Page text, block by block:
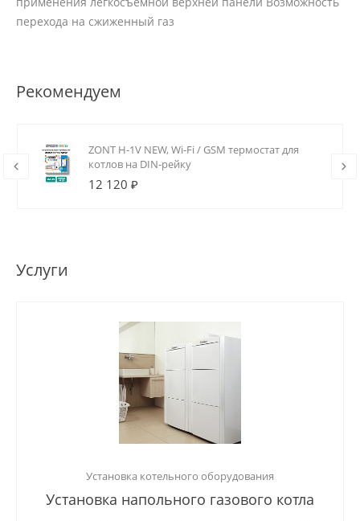
перехода на сжиженный газ
Рекомендуем
ZONT H-1V NEW, Wi-Fi / GSM термостат для
котлов на DIN-рейку
12 120 ₽
Услуги
Установка котельного оборудования
Установка напольного газового котла